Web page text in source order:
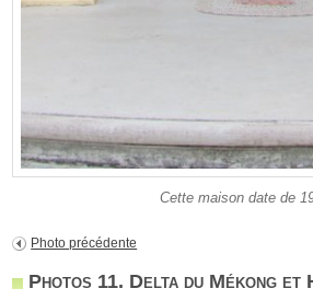
Cette maison date de
Photo précédente
Photos 11. Delta du Mékong et